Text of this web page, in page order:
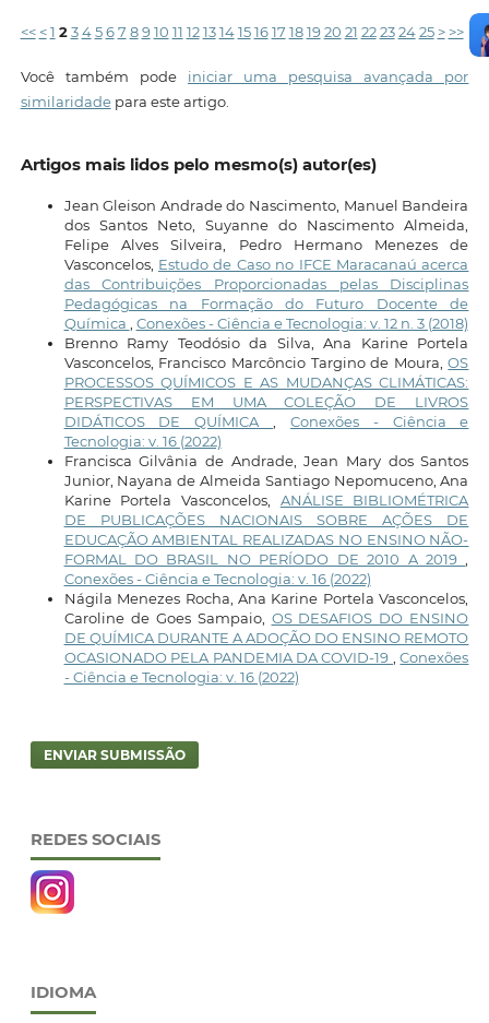
<< < 1 2 3 4 5 6 7 8 9 10 11 12 13 14 15 16 17 18 19 20 21 22 23 24 25 > >>
Você também pode iniciar uma pesquisa avançada por
similaridadepara este artigo.
Artigos mais lidos pelo mesmo(s) autor(es)
Jean Gleison Andrade do Nascimento, Manuel Bandeira
dos Santos Neto, Suyanne do Nascimento Almeida,
Felipe Alves Silveira, Pedro Hermano Menezes de
Vasconcelos, Estudo de Caso no IFCE Maracanaú acerca
das Contribuições Proporcionadas pelas Disciplinas
Pedagógicas na Formação do Futuro Docente de
Química
Conexões - Ciência e Tecnologia: v. 12 n. 3 (2018)
Brenno Ramy Teodósio da Silva, Ana Karine Portela
Vasconcelos, Francisco Marcôncio Targino de Moura,OS
PROCESSOS QUÍMICOS E AS MUDANÇAS CLIMÁTICAS:
PERSPECTIVAS EM UMA COLEÇÃO DE LIVROS
DIDÁTICOS DE QUÍMICA
Conexões - Ciência e
Tecnologia: v. 16 (2022)
Francisca Gilvânia de Andrade, Jean Mary dos Santos
Junior, Nayana de Almeida Santiago Nepomuceno, Ana
Karine Portela Vasconcelos, ANÁLISE BIBLIOMÉTRICA
DE PUBLICAÇÕES NACIONAIS SOBRE AÇÕES DE
EDUCAÇÃO AMBIENTAL REALIZADAS NO ENSINO NÃO-
FORMAL DO BRASIL NO PERÍODO DE 2010 A 2019
Conexões - Ciência e Tecnologia: v. 16 (2022)
Nágila Menezes Rocha, Ana Karine Portela Vasconcelos,
Caroline de Goes Sampaio, OS DESAFIOS DO ENSINO
DE QUÍMICA DURANTE A ADOÇÃO DO ENSINO REMOTO
OCASIONADO PELA PANDEMIA DA COVID-19
,Conexões
- Ciência e Tecnologia: v. 16 (2022)
ENVIAR SUBMISSÃO
REDES SOCIAIS
IDIOMA